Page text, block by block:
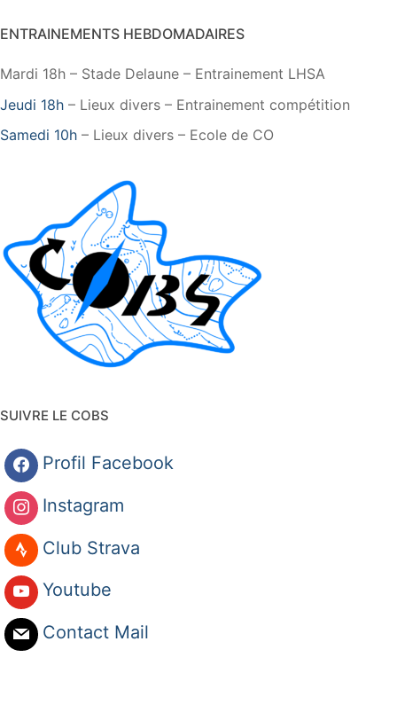
ENTRAINEMENTS HEBDOMADAIRES
Mardi 18h – Stade Delaune – Entrainement LHSA
Jeudi 18h – Lieux divers – Entrainement compétition
Samedi 10h – Lieux divers – Ecole de CO
SUIVRE LE COBS
Profil Facebook
Instagram
Club Strava
Youtube
Contact Mail